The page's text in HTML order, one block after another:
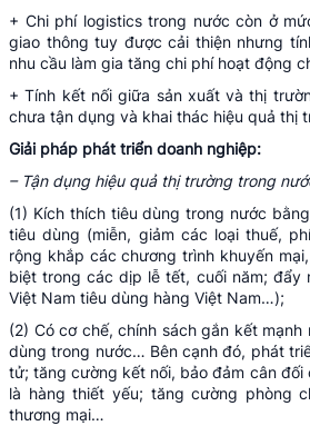
+ Chi phí logistics trong nước còn ở
giao thông tuy được cải thiện nhưng
nhu cầu làm gia tăng chi phí hoạt động
+ Tính kết nối giữa sản xuất và thị
chưa tận dụng và khai thác hiệu quả thị
Giải pháp phát triển doanh nghiệp:
– Tận dụng hiệu quả thị trường trong
(1) Kích thích tiêu dùng trong nước
tiêu dùng (miễn, giảm các loại thuế,
rộng khắp các chương trình khuyến
biệt trong các dịp lễ tết, cuối năm; đẩy
Việt Nam tiêu dùng hàng Việt Nam…);
(2) Có cơ chế, chính sách gắn kết
dùng trong nước… Bên cạnh đó, phát
tử; tăng cường kết nối, bảo đảm cân đối
là hàng thiết yếu; tăng cường phòng
thương mại…